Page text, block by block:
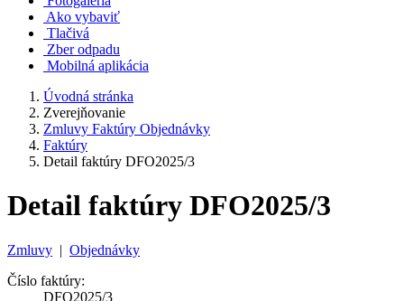
Ako vybaviť
Tlačivá
Zber odpadu
Mobilná aplikácia
Úvodná stránka
Zverejňovanie
Zmluvy Faktúry Objednávky
Faktúry
Detail faktúry DFO2025/3
Detail faktúry DFO2025/3
Zmluvy | Objednávky
Číslo faktúry:
DFO2025/3